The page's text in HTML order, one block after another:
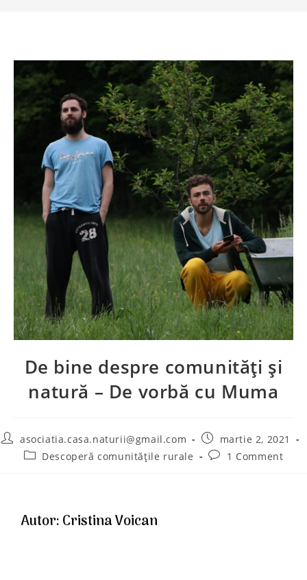
De bine despre comunități și
natură – De vorbă cu Muma
asociatia.casa.naturii@gmail.com
martie 2, 2021
Descoperă comunitățile rurale
1 Comment
Autor: Cristina Voican